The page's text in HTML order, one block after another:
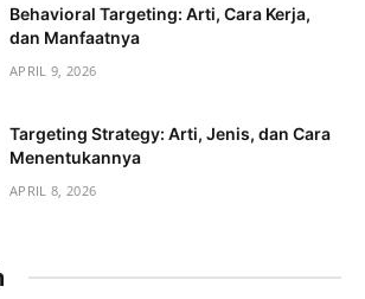
Behavioral Targeting: Arti, Cara Kerja,
dan Manfaatnya
APRIL 9, 2026
Targeting Strategy: Arti, Jenis, dan Cara
Menentukannya
APRIL 8, 2026